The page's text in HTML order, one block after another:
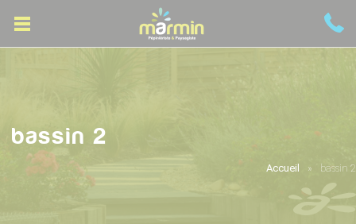
bassin 2
Accueil bassin 2